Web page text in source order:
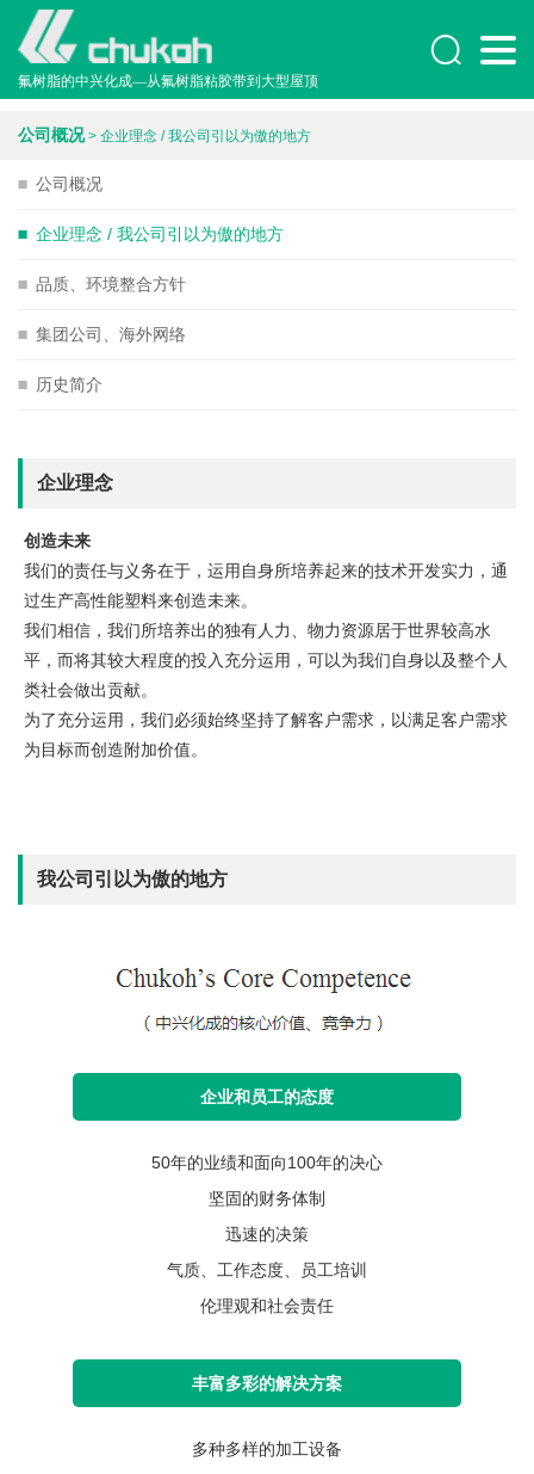
氟树脂的中兴化成—从氟树脂粘胶带到大型屋顶

公司概况> 企业理念 / 我公司引以为傲的地方
公司概况
企业理念 / 我公司引以为傲的地方
品质、环境整合方针
集团公司、海外网络
历史简介
企业理念
创造未来
我们的责任与义务在于，运用自身所培养起来的技术开发实力，通
过生产高性能塑料来创造未来。
我们相信，我们所培养出的独有人力、物力资源居于世界较高水
平，而将其较大程度的投入充分运用，可以为我们自身以及整个人
类社会做出贡献。
为了充分运用，我们必须始终坚持了解客户需求，以满足客户需求
为目标而创造附加价值。
我公司引以为傲的地方
企业和员工的态度
50年的业绩和面向100年的决心
坚固的财务体制
迅速的决策
气质、工作态度、员工培训
伦理观和社会责任
丰富多彩的解决方案
多种多样的加工设备